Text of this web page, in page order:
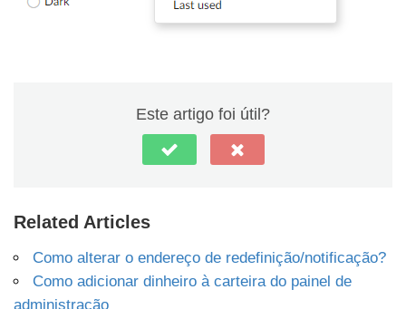
Este artigo foi útil?
Related Articles
Como alterar o endereço de redefinição/notificação?
Como adicionar dinheiro à carteira do painel de
administração